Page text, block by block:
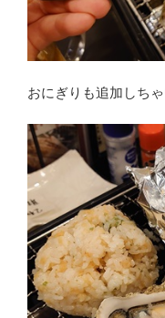
おにぎりも追加しちゃ